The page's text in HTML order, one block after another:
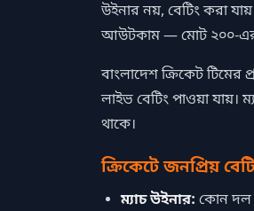
উইনার নয়, বেটিং করা
আউটকাম — মোট ২০০-এর
বাংলাদেশ ক্রিকেট
লাইভ বেটিং পাওয়া
থাকে।
ক্রিকেটে জনপ্রিয়
ম্যাচ উইনার: কোন দল